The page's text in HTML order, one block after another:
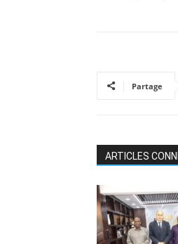
Partage
ARTICLES